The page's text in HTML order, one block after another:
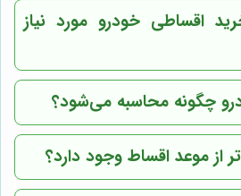
اقساطی خودرو مورد نیاز
چگونه محاسبه می‌شود؟
از موعد اقساط وجود دارد؟